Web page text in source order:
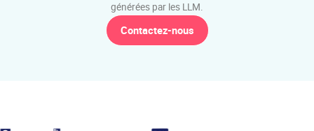
générées par les LLM.
Contactez-nous